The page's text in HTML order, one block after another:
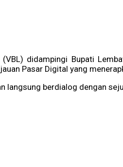
didampingi Bupati
Pasar Digital yang
langsung berdialog dengan